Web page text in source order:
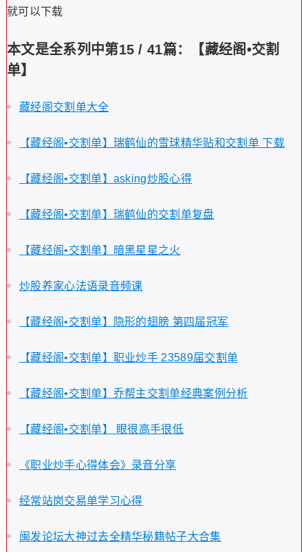
就可以下载
本文是全系列中第15 / 41篇：【藏经阁•交割
单】
藏经阁交割单大全
【藏经阁•交割单】瑞鹤仙的雪球精华贴和交割单 下载
【藏经阁•交割单】asking炒股心得
【藏经阁•交割单】瑞鹤仙的交割单复盘
【藏经阁•交割单】暗黑星星之火
炒股养家心法语录音频课
【藏经阁•交割单】隐形的翅膀 第四届冠军
【藏经阁•交割单】职业炒手 23589届交割单
【藏经阁•交割单】乔帮主交割单经典案例分析
【藏经阁•交割单】 眼很高手很低
《职业炒手心得体会》录音分享
经常站岗交易单学习心得
闽发论坛大神过去全精华秘籍帖子大合集